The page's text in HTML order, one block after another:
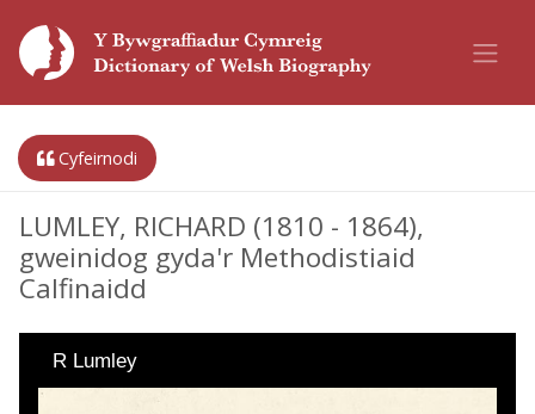
Cyfeirnodi
LUMLEY, RICHARD (1810 - 1864),
gweinidog gyda'r Methodistiaid
Calfinaidd
R Lumley